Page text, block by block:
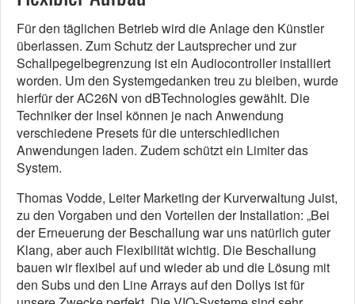
Für den täglichen Betrieb wird die Anlage den Künstler
überlassen. Zum Schutz der Lautsprecher und zur
Schallpegelbegrenzung ist ein Audiocontroller installiert
worden. Um den Systemgedanken treu zu bleiben, wurde
hierfür der AC26N von dBTechnologies gewählt. Die
Techniker der Insel können je nach Anwendung
verschiedene Presets für die unterschiedlichen
Anwendungen laden. Zudem schützt ein Limiter das
System.
Thomas Vodde, Leiter Marketing der Kurverwaltung Juist,
zu den Vorgaben und den Vorteilen der Installation: „Bei
der Erneuerung der Beschallung war uns natürlich guter
Klang, aber auch Flexibilität wichtig. Die Beschallung
bauen wir flexibel auf und wieder ab und die Lösung mit
den Subs und den Line Arrays auf den Dollys ist für